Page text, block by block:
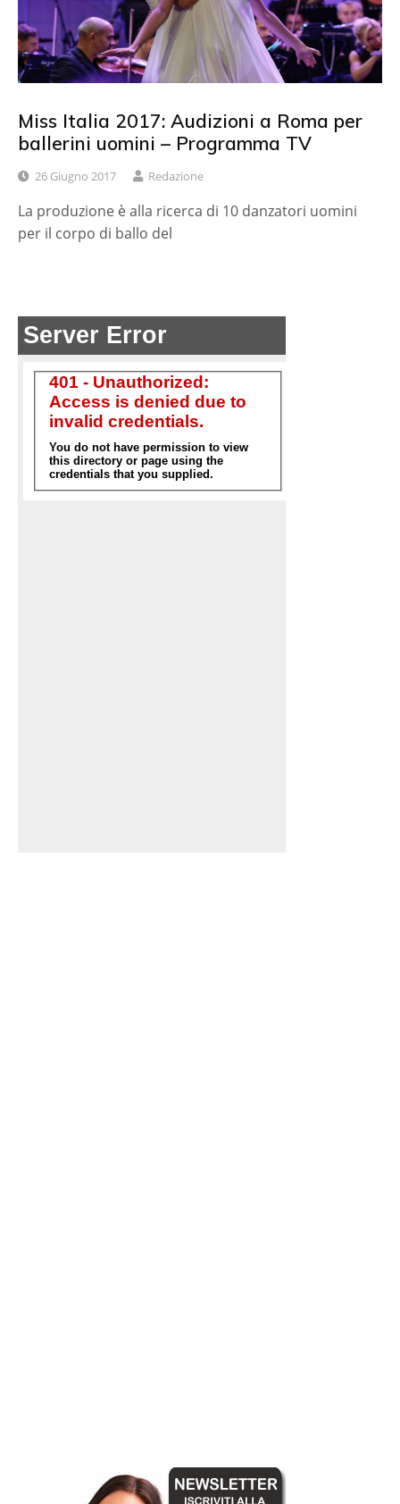
Miss Italia 2017: Audizioni a Roma per
ballerini uomini – Programma TV
26 Giugno 2017 Redazione
La produzione è alla ricerca di 10 danzatori uomini
per il corpo di ballo del